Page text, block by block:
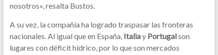
nosotros», resalta Bustos.
A su vez, la compañía ha logrado traspasar las fronteras
nacionales. Al igual que en España, Italiay Portugalson
lugares con déficit hídrico, por lo que son mercados